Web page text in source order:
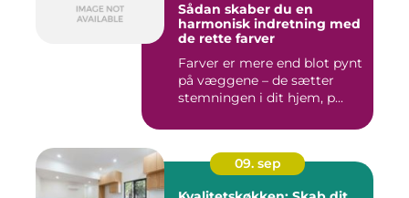
Sådan skaber du en
harmonisk indretning med
de rette farver
Farver er mere end blot pynt
på væggene – de sætter
stemningen i dit hjem, p...
09. sep